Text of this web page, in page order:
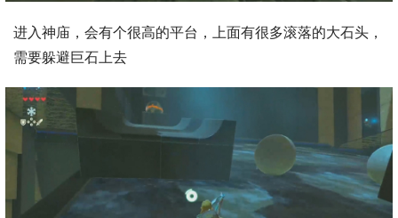
进入神庙，会有个很高的平台，上面有很多滚落的大石头，
需要躲避巨石上去